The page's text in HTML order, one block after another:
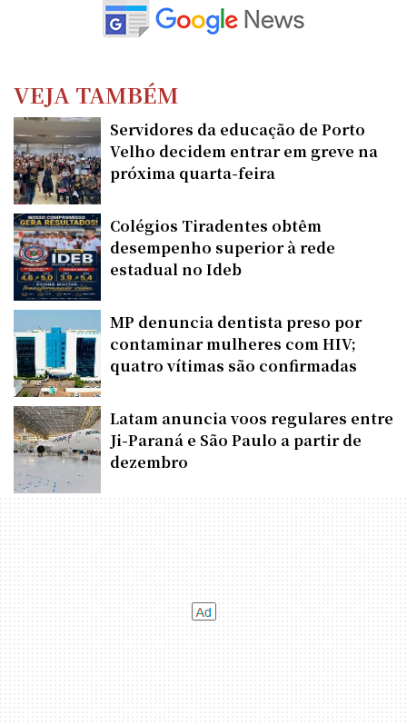
VEJA TAMBÉM
Servidores da educação de Porto
Velho decidem entrar em greve na
próxima quarta-feira
Colégios Tiradentes obtêm
desempenho superior à rede
estadual no Ideb
MP denuncia dentista preso por
contaminar mulheres com HIV;
quatro vítimas são confirmadas
Latam anuncia voos regulares entre
Ji-Paraná e São Paulo a partir de
dezembro